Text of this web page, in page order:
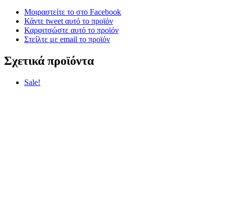
Μοιραστείτε το στο Facebook
Κάντε tweet αυτό το προϊόν
Καρφιτσώστε αυτό το προϊόν
Στείλτε με email το προϊόν
Σχετικά προϊόντα
Sale!